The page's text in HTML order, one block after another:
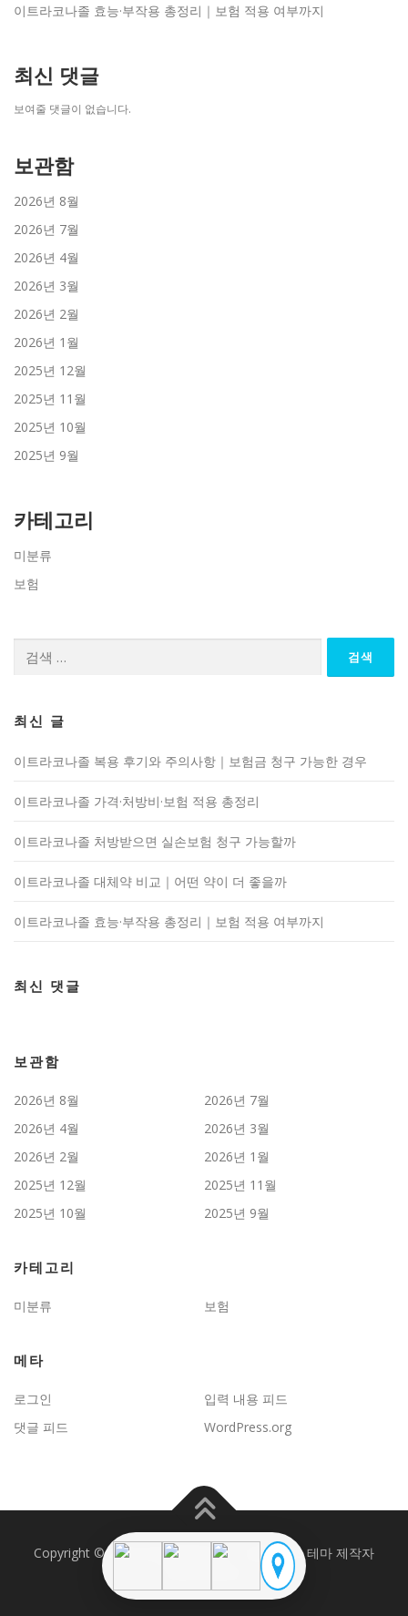
이트라코나졸 효능·부작용 총정리｜보험 적용 여부까지
최신 댓글
보여줄 댓글이 없습니다.
보관함
2026년 8월
2026년 7월
2026년 4월
2026년 3월
2026년 2월
2026년 1월
2025년 12월
2025년 11월
2025년 10월
2025년 9월
카테고리
미분류
보험
최신 글
이트라코나졸 복용 후기와 주의사항｜보험금 청구 가능한 경우
이트라코나졸 가격·처방비·보험 적용 총정리
이트라코나졸 처방받으면 실손보험 청구 가능할까
이트라코나졸 대체약 비교｜어떤 약이 더 좋을까
이트라코나졸 효능·부작용 총정리｜보험 적용 여부까지
최신 댓글
보관함
2026년 8월
2026년 7월
2026년 4월
2026년 3월
2026년 2월
2026년 1월
2025년 12월
2025년 11월
2025년 10월
2025년 9월
카테고리
미분류 보험
메타
로그인
입력 내용 피드
댓글 피드
WordPress.org
Copyright © 2026 JD보험문제연구 OnePress테마 제작자